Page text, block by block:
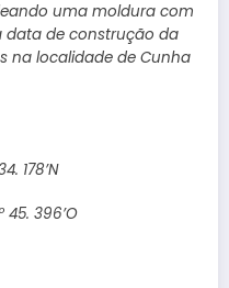
uma moldura com
data de construção da
na localidade de Cunha
178’N